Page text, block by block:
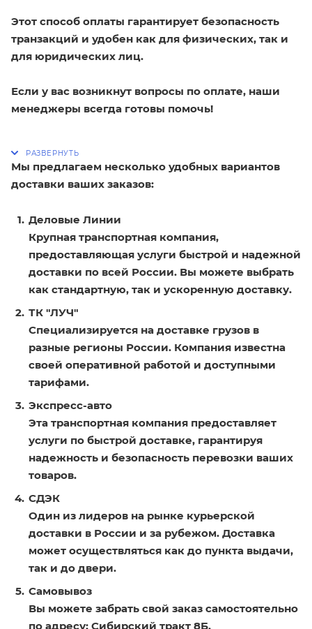
Этот способ оплаты гарантирует безопасность
транзакций и удобен как для физических, так и
для юридических лиц.
Если у вас возникнут вопросы по оплате, наши
менеджеры всегда готовы помочь!
Мы предлагаем несколько удобных вариантов
доставки ваших заказов:
Деловые Линии
Крупная транспортная компания,
предоставляющая услуги быстрой и надежной
доставки по всей России. Вы можете выбрать
как стандартную, так и ускоренную доставку.
ТК "ЛУЧ"
Специализируется на доставке грузов в
разные регионы России. Компания известна
своей оперативной работой и доступными
тарифами.
Экспресс-авто
Эта транспортная компания предоставляет
услуги по быстрой доставке, гарантируя
надежность и безопасность перевозки ваших
товаров.
СДЭК
Один из лидеров на рынке курьерской
доставки в России и за рубежом. Доставка
может осуществляться как до пункта выдачи,
так и до двери.
Самовывоз
Вы можете забрать свой заказ самостоятельно
по адресу: Сибирский тракт 8Б.